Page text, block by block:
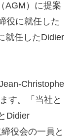
AGM）に提案
役に就任した
就任したDidier
Christophe
す。「当社と
Didier
役会の一員と